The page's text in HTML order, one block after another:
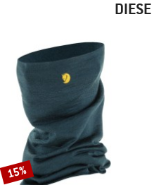
Rabatt
15%